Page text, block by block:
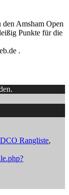
den Amsham Open
Punkte für die
.
DCO Rangliste,